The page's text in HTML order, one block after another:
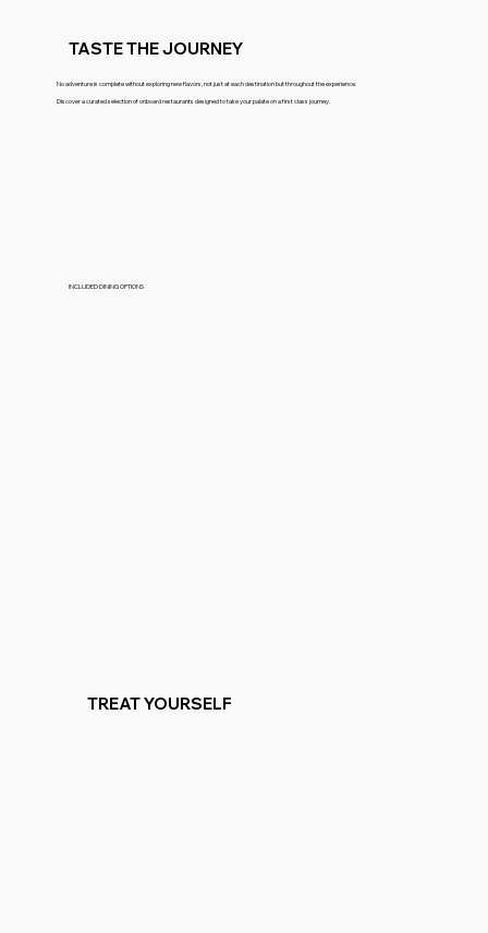
TASTE THE JOURNEY
No adventure is complete without exploring new flavors, not just at each destination but throughout the experience.
Discover a curated selection of onboard restaurants designed to take your palate on a first class journey.
INCLUDED DINING OPTIONS
TREAT YOURSELF